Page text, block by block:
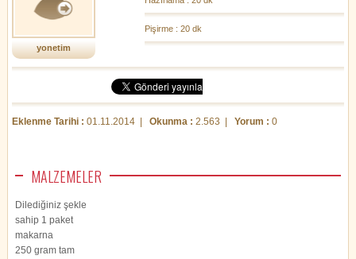
yonetim
Pişirme : 20 dk
Eklenme Tarihi : 01.11.2014 | Okunma : 2.563 | Yorum : 0
MALZEMELER
Dilediğiniz şekle
sahip 1 paket
makarna
250 gram tam